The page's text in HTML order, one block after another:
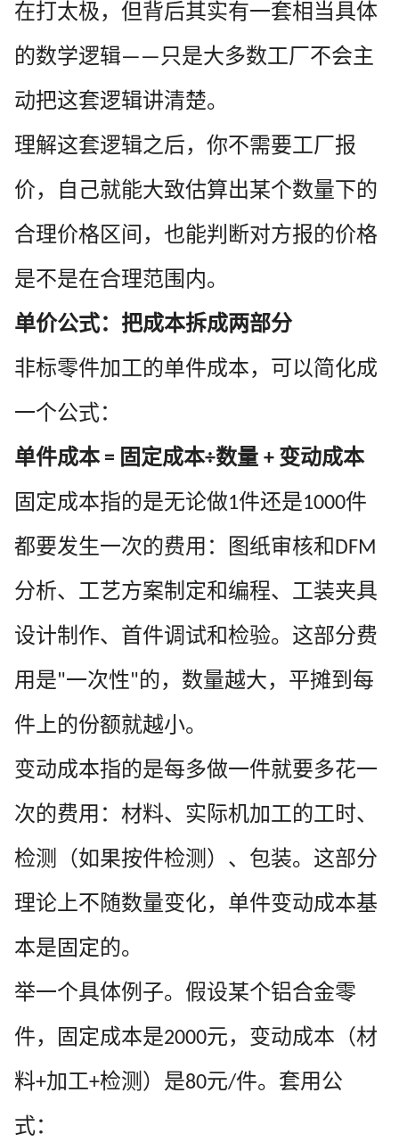
在打太极，但背后其实有一套相当具体
的数学逻辑—— 只是大多数工厂不会主
动把这套逻辑讲清楚。
理解这套逻辑之后，你不需要工厂报
价，自己就能大致估算出某个数量下的
合理价格区间，也能判断对方报的价格
是不是在合理范围内。
单价公式：把成本拆成两部分
非标零件加工的单件成本，可以简化成
一个公式：
单件成本= 固定成本÷数量 + 变动成本
固定成本指的是无论做1件还是1000件
都要发生一次的费用：图纸审核和 DFM
分析、工艺方案制定和编程、工装夹具
设计制作、首件调试和检验。这部分费
用是"一次性"的，数量越大，平摊到每
件上的份额就越小。
变动成本指的是每多做一件就要多花一
次的费用：材料、实际机加工的工时、
检测（如果按件检测）、包装。这部分
理论上不随数量变化，单件变动成本基
本是固定的。
举一个具体例子。假设某个铝合金零
件，固定成本是2000元，变动成本（材
料+加工+检测）是80元/件。套用公
式：